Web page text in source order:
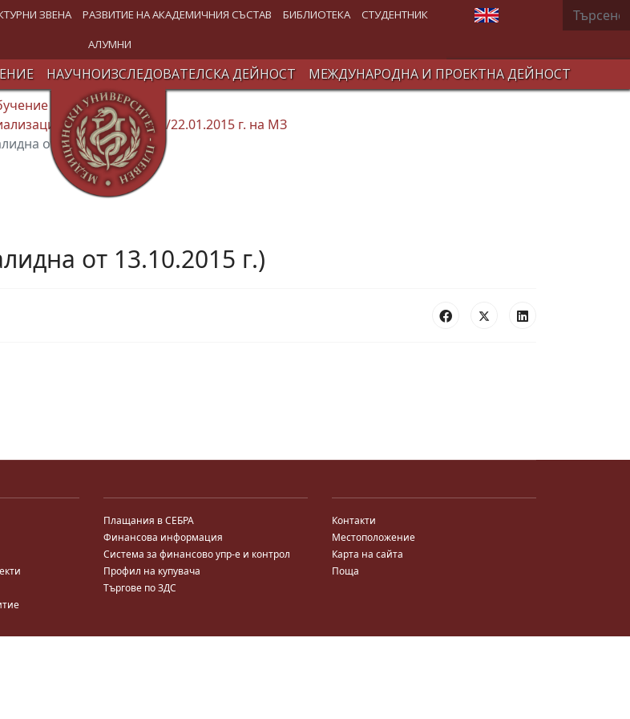
ЗВЕНА РАЗВИТИЕ НА АКАДЕМИЧНИЯ СЪСТАВ БИБЛИОТЕКА СТУДЕНТНИК
АЛУМНИ
Изберете език Търсене
НАУЧНОИЗСЛЕДОВАТЕЛСКА ДЕЙНОСТ
МЕЖДУНАРОДНА И ПРОЕКТНА ДЕЙНОСТ
Специализация
по Наредба № 1/22.01.2015 г. на МЗ
от 13.10.2015 г.)
от 13.10.2015 г.)
Плащания в СЕБРА
Финансова информация
Система за финансово упр-е и контрол
Профил на купувача
Търгове по ЗДС
Контакти
Местоположение
Карта на сайта
Поща